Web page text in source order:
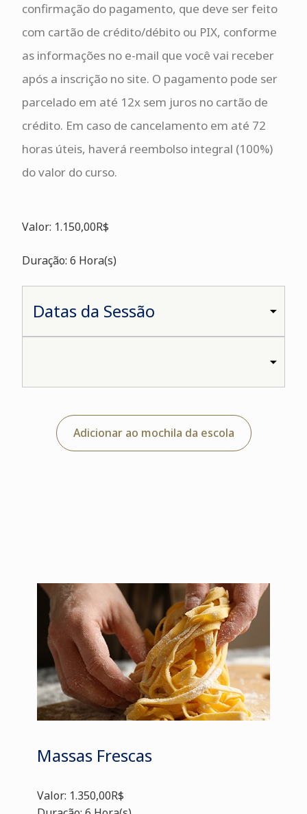
confirmação do pagamento, que deve ser feito
com cartão de crédito/débito ou PIX, conforme
as informações no e-mail que você vai receber
após a inscrição no site. O pagamento pode ser
parcelado em até 12x sem juros no cartão de
crédito. Em caso de cancelamento em até 72
horas úteis, haverá reembolso integral (100%)
do valor do curso.
Valor: 1.150,00R$
Duração: 6 Hora(s)
Adicionar ao mochila da escola
Massas Frescas
Valor: 1.350,00R$